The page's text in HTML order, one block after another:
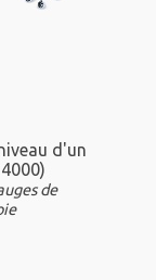
d'un
de